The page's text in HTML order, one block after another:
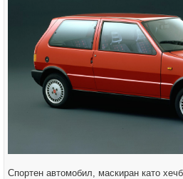
Спортен автомобил, маскиран като